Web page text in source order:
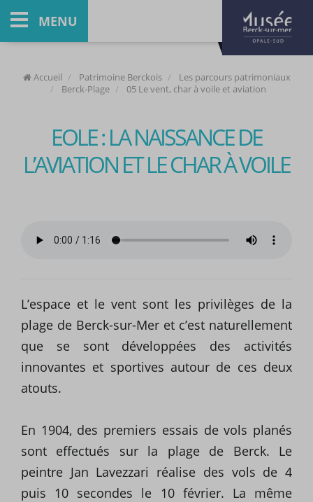
MENU
Accueil Patrimoine Berckois
Les parcours patrimoniaux
Berck-Plage
05 Le vent, char à voile et aviation
EOLE : LA NAISSANCE DE
L’AVIATION ET LE CHAR À VOILE
L’espace et le vent sont les privilèges de la
plage de Berck-sur-Mer et c’est naturellement
que se sont développées des activités
innovantes et sportives autour de ces deux
atouts.
En 1904, des premiers essais de vols planés
sont effectués sur la plage de Berck. Le
peintre Jan Lavezzari réalise des vols de 4
puis 10 secondes le 10 février. La même